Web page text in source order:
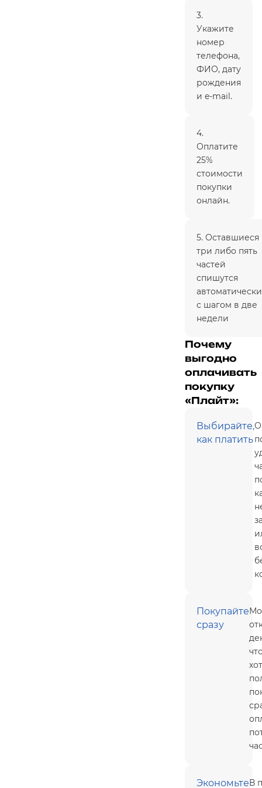
3.
Укажите
номер
телефона,
ФИО, дату
рождения
и e-mail.
4.
Оплатите
25%
стоимости
покупки
онлайн.
5. Оставшиеся
три либо пять
частей
спишутся
автоматически
с шагом в две
недели
Почему
выгодно
оплачивать
покупку
«Плайт»:
Выбирайте,
как платить
Покупайте
сразу
ЭкономьтеВ